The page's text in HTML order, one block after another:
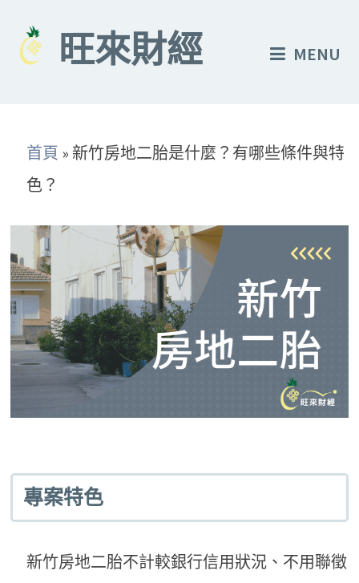
content
旺來財經 MENU
首頁 » 新竹房地二胎是什麼？有哪些條件與特
色？
專案特色
新竹房地二胎不計較銀行信用狀況、不用聯徵